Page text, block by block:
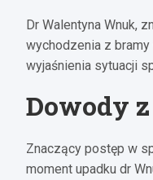
Dr Walentyna Wnuk,
wychodzenia z
wyjaśnienia sytuacji
Dowody
Znaczący postęp w
moment upadku dr